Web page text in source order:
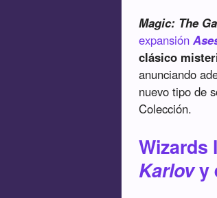
Magic: The
expansión
clásico
anunciando
nuevo tipo de
Colección.
Wizards
Karlovy